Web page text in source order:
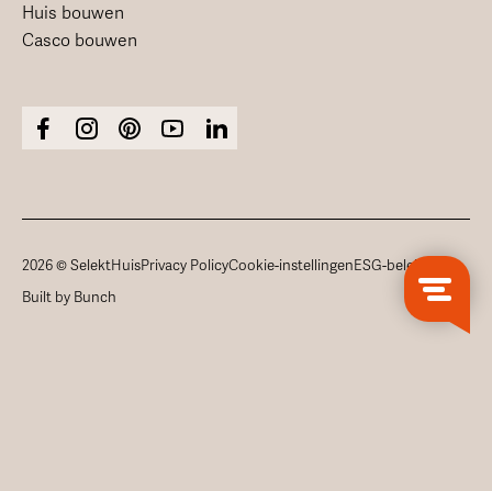
Huis bouwen
Casco bouwen
2026 © SelektHuisPrivacy PolicyCookie-instellingenESG-beleid
Built by Bunch